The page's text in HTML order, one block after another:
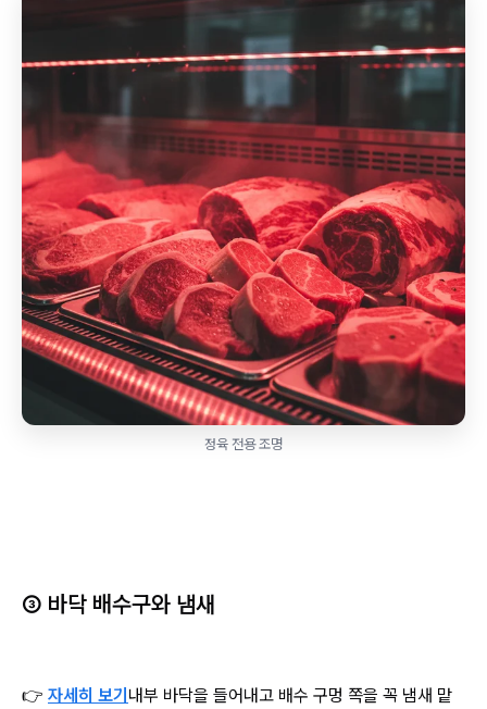
정육 전용 조명
③ 바닥 배수구와 냄새
👉 자세히 보기 내부 바닥을 들어내고 배수 구멍 쪽을 꼭 냄새 맡